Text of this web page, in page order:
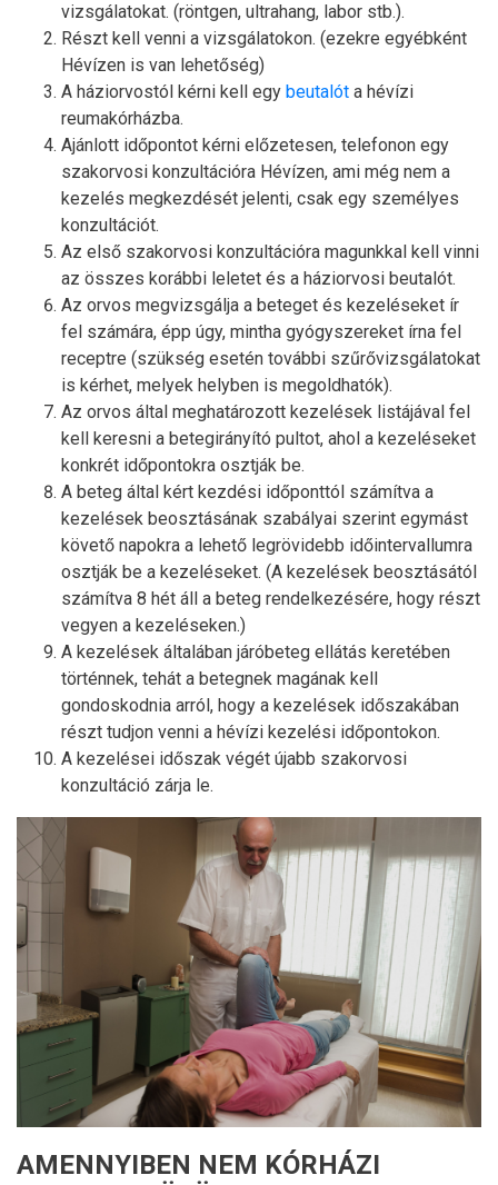
vizsgálatokat. (röntgen, ultrahang, labor stb.).
Részt kell venni a vizsgálatokon. (ezekre egyébként
Hévízen is van lehetőség)
A háziorvostól kérni kell egy beutalót a hévízi
reumakórházba.
Ajánlott időpontot kérni előzetesen, telefonon egy
szakorvosi konzultációra Hévízen, ami még nem a
kezelés megkezdését jelenti, csak egy személyes
konzultációt.
Az első szakorvosi konzultációra magunkkal kell vinni
az összes korábbi leletet és a háziorvosi beutalót.
Az orvos megvizsgálja a beteget és kezeléseket ír
fel számára, épp úgy, mintha gyógyszereket írna fel
receptre (szükség esetén további szűrővizsgálatokat
is kérhet, melyek helyben is megoldhatók).
Az orvos által meghatározott kezelések listájával fel
kell keresni a betegirányító pultot, ahol a kezeléseket
konkrét időpontokra osztják be.
A beteg által kért kezdési időponttól számítva a
kezelések beosztásának szabályai szerint egymást
követő napokra a lehető legrövidebb időintervallumra
osztják be a kezeléseket. (A kezelések beosztásától
számítva 8 hét áll a beteg rendelkezésére, hogy részt
vegyen a kezeléseken.)
A kezelések általában járóbeteg ellátás keretében
történnek, tehát a betegnek magának kell
gondoskodnia arról, hogy a kezelések időszakában
részt tudjon venni a hévízi kezelési időpontokon.
A kezelései időszak végét újabb szakorvosi
konzultáció zárja le.
AMENNYIBEN NEM KÓRHÁZI